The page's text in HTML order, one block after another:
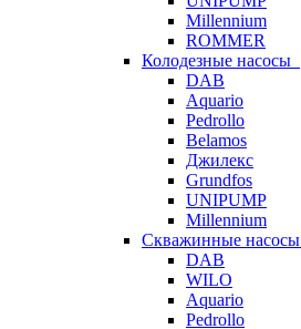
Millennium
ROMMER
Колодезные насосы
DAB
Aquario
Pedrollo
Belamos
Джилекс
Grundfos
UNIPUMP
Millennium
Скважинные насосы
DAB
WILO
Aquario
Pedrollo